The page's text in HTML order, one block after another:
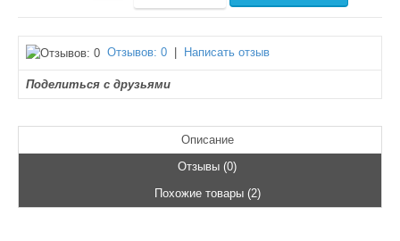
Отзывов: 0 Написать отзыв
Поделиться с друзьями
Описание
Отзывы (0)
Похожие товары (2)